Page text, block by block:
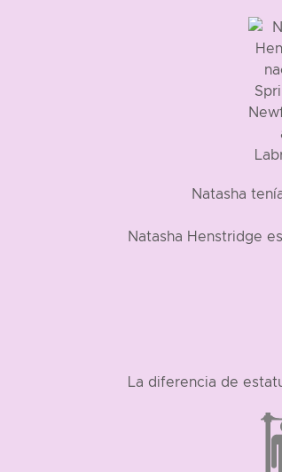
Natasha
Natasha Henstridge
La diferencia de